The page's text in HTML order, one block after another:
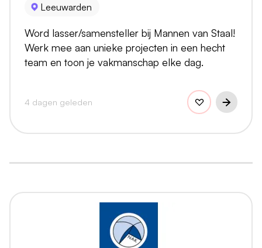
Leeuwarden
Word lasser/samensteller bij Mannen van Staal!
Werk mee aan unieke projecten in een hecht
team en toon je vakmanschap elke dag.
4 dagen geleden